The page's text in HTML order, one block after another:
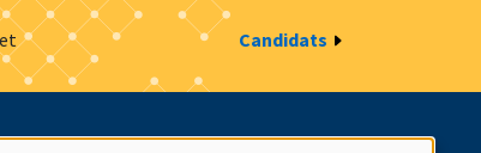
Candidats
cookies Intranet